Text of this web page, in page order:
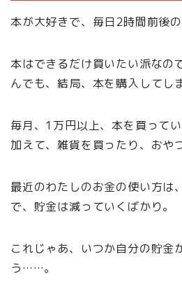
本が大好きで、毎日2時間前後の
本はできるだけ買いたい派なの
んでも、結局、本を購入してし
毎月、1万円以上、本を買って
加えて、雑貨を買ったり、おや
最近のわたしのお金の使い方は
で、貯金は減っていくばかり。
これじゃあ、いつか自分の貯金
う……。